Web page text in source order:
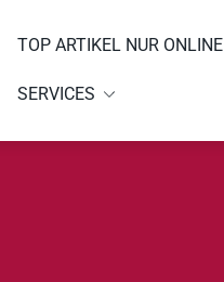
TOP ARTIKEL NUR ONLINE
SERVICES